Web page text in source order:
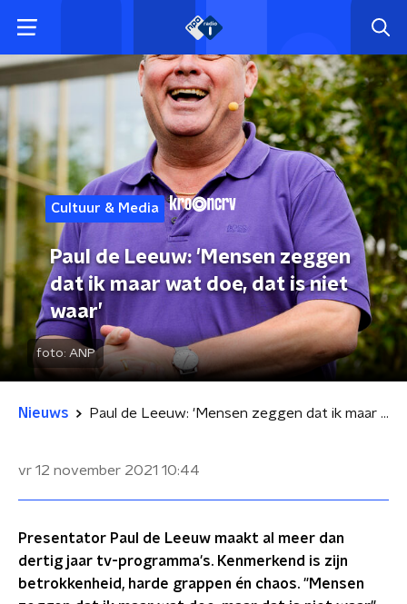
Cultuur & Media
Paul de Leeuw: 'Mensen zeggen
dat ik maar wat doe, dat is niet
waar’
foto: ANP
Nieuws Paul de Leeuw: 'Mensen zeggen dat ik maar wat doe, dat is niet waar’
vr 12 november 2021 10:44
Presentator Paul de Leeuw maakt al meer dan
dertig jaar tv-programma's. Kenmerkend is zijn
betrokkenheid, harde grappen én chaos. "Mensen